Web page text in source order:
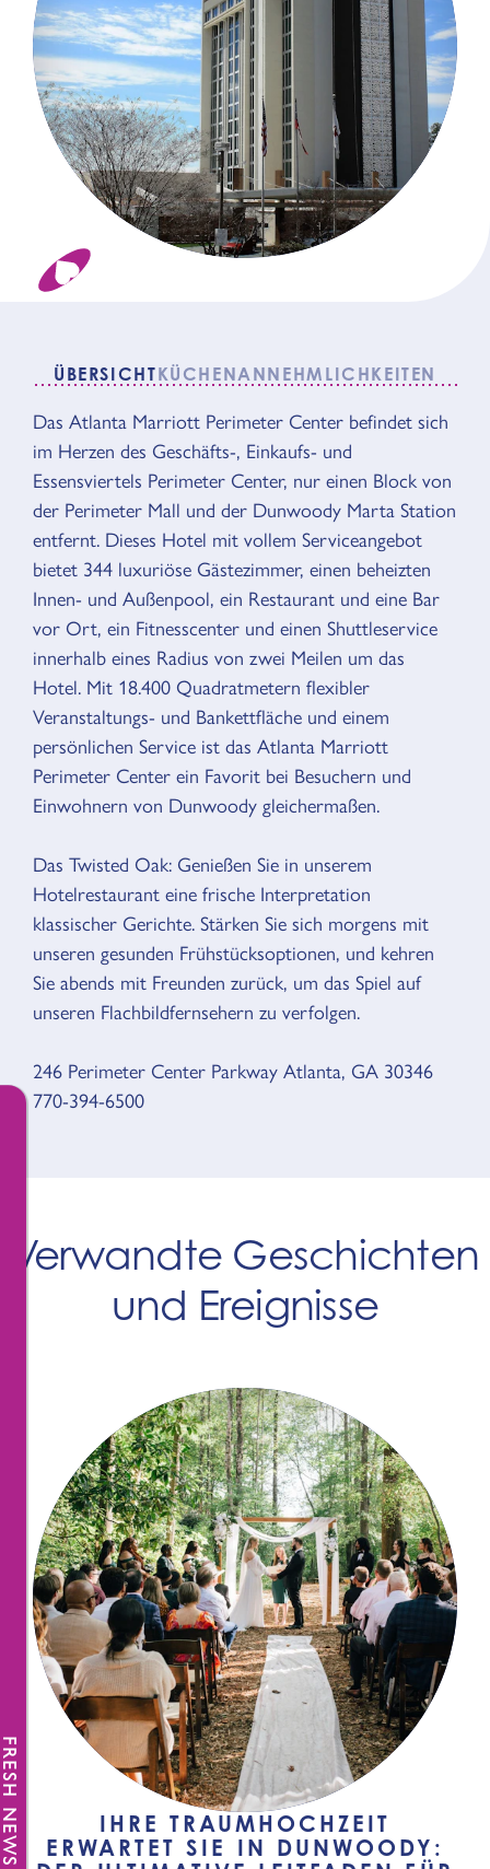
ÜBERSICHTKÜCHENANNEHMLICHKEITEN
ÜBERSICHT
Das Atlanta Marriott Perimeter Center befindet sich
im Herzen des Geschäfts-, Einkaufs- und
Essensviertels Perimeter Center, nur einen Block von
der Perimeter Mall und der Dunwoody Marta Station
entfernt. Dieses Hotel mit vollem Serviceangebot
bietet 344 luxuriöse Gästezimmer, einen beheizten
Innen- und Außenpool, ein Restaurant und eine Bar
vor Ort, ein Fitnesscenter und einen Shuttleservice
innerhalb eines Radius von zwei Meilen um das
Hotel. Mit 18.400 Quadratmetern flexibler
Veranstaltungs- und Bankettfläche und einem
persönlichen Service ist das Atlanta Marriott
Perimeter Center ein Favorit bei Besuchern und
Einwohnern von Dunwoody gleichermaßen.
Das Twisted Oak: Genießen Sie in unserem
Hotelrestaurant eine frische Interpretation
klassischer Gerichte. Stärken Sie sich morgens mit
unseren gesunden Frühstücksoptionen, und kehren
Sie abends mit Freunden zurück, um das Spiel auf
unseren Flachbildfernsehern zu verfolgen.
246 Perimeter Center Parkway Atlanta, GA 30346
770-394-6500
Verwandte Geschichten
und Ereignisse
IHRE TRAUMHOCHZEIT
ERWARTET SIE IN DUNWOODY:
NEWS